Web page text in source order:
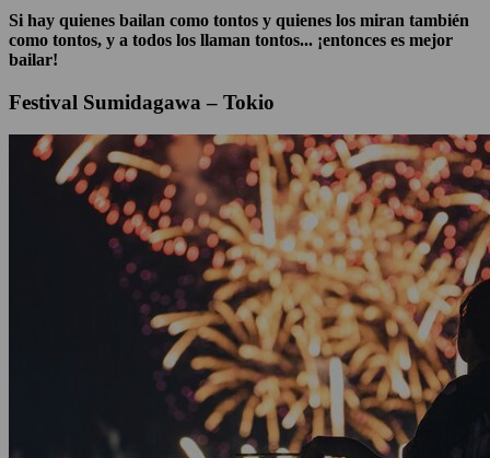
Si hay quienes bailan como tontos y quienes los miran también
como tontos, y a todos los llaman tontos... ¡entonces es mejor
bailar!
Festival Sumidagawa – Tokio